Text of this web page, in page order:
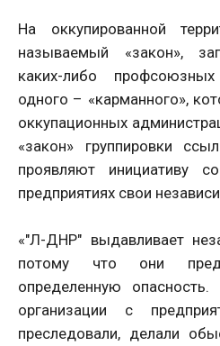
На оккупированной
называемый «закон»,
каких-либо
одного – «карманного»,
оккупационных
«закон» группировки
проявляют инициативу
предприятиях свои
«"Л-ДНР" выдавливает
потому что они
определенную
организации с
преследовали, делали